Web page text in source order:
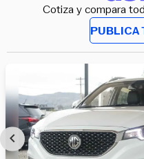
Cotiza y compara
PUBLICA